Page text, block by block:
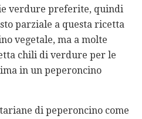
verdure preferite, quindi
parziale a questa ricetta
vegetale, ma a molte
chili di verdure per le
in un peperoncino
di peperoncino come